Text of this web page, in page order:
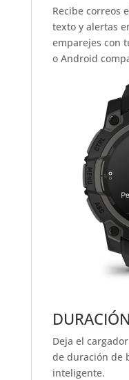
Recibe correos
texto y alertas
emparejes con
o Android
Deja el
de duración de
inteligente.